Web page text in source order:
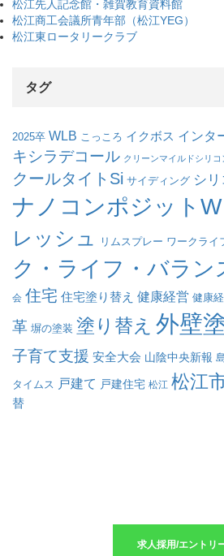
松江先人記念館・雑賀教育資料館
松江商工会議所青年部（松江YEG）
松江東ロータリークラブ
タグ
2025卒 WLB こっころ イクボス インタ
キシラデコール クリーンマイルドシリコ
クールタイトSi サイディング シ
ナノコンポジットW
レッシュ
リムスプレー ワークライ
ク・ライフ・バラン
会 住宅 住宅塗り替え 健康経営 健康
革 塀の塗装 塗り替え 外壁
子育て支援 安全大会 山陰中央新報
タイムス 戸建て 戸建住宅 松江 松江
替
求人採用/エントリ